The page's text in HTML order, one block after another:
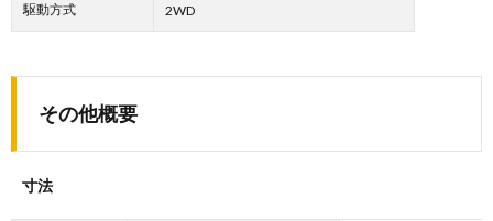
駆動方式 2WD
その他概要
寸法